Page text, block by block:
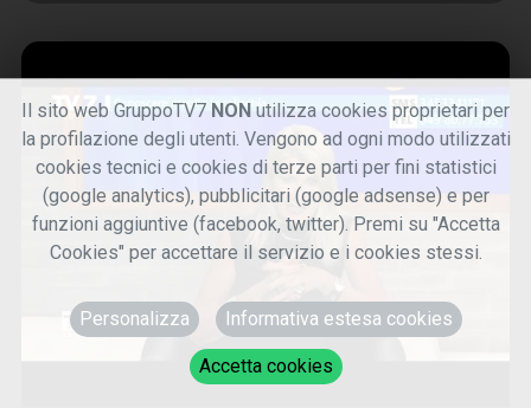
Il sito web GruppoTV7 NON utilizza cookies proprietari per
la profilazione degli utenti. Vengono ad ogni modo utilizzati
cookies tecnici e cookies di terze parti per fini statistici
(google analytics), pubblicitari (google adsense) e per
funzioni aggiuntive (facebook, twitter). Premi su "Accetta
Cookies" per accettare il servizio e i cookies stessi.
Personalizza Informativa estesa cookies
Accetta cookies